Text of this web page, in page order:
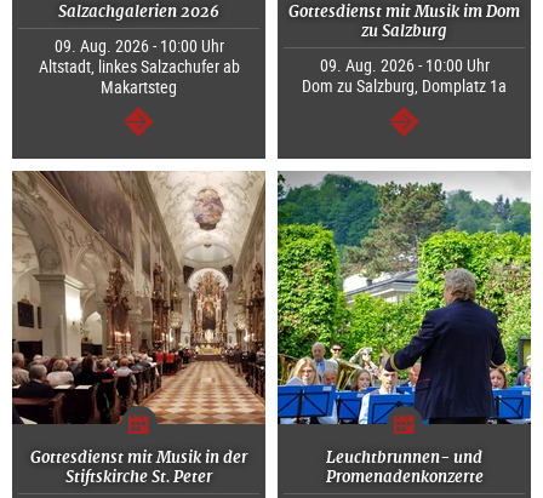
Salzachgalerien 2026
09. Aug. 2026 - 10:00 Uhr
Altstadt, linkes Salzachufer ab
Makartsteg
weiter
Gottesdienst mit Musik im Dom
zu Salzburg
09. Aug. 2026 - 10:00 Uhr
Dom zu Salzburg, Domplatz 1a
weiter
Gottesdienst mit Musik in der
Stiftskirche St. Peter
Leuchtbrunnen- und
Promenadenkonzerte